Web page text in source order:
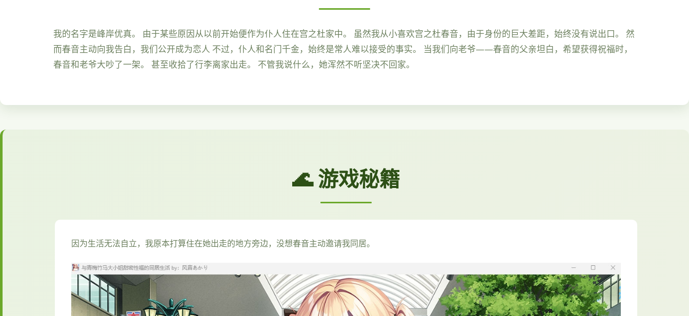
我的名字是峰岸优真。 由于某些原因从以前开始便作为仆人住在宫之杜家中。 虽然我从小喜欢宫之杜春音，由于身份的巨大差距，始终没有说出口。 然
而春音主动向我告白，我们公开成为恋人 不过，仆人和名门千金，始终是常人难以接受的事实。 当我们向老爷——春音的父亲坦白，希望获得祝福时，
春音和老爷大吵了一架。 甚至收拾了行李离家出走。 不管我说什么，她浑然不听坚决不回家。
🌊 游戏秘籍
因为生活无法自立，我原本打算住在她出走的地方旁边，没想春音主动邀请我同居。